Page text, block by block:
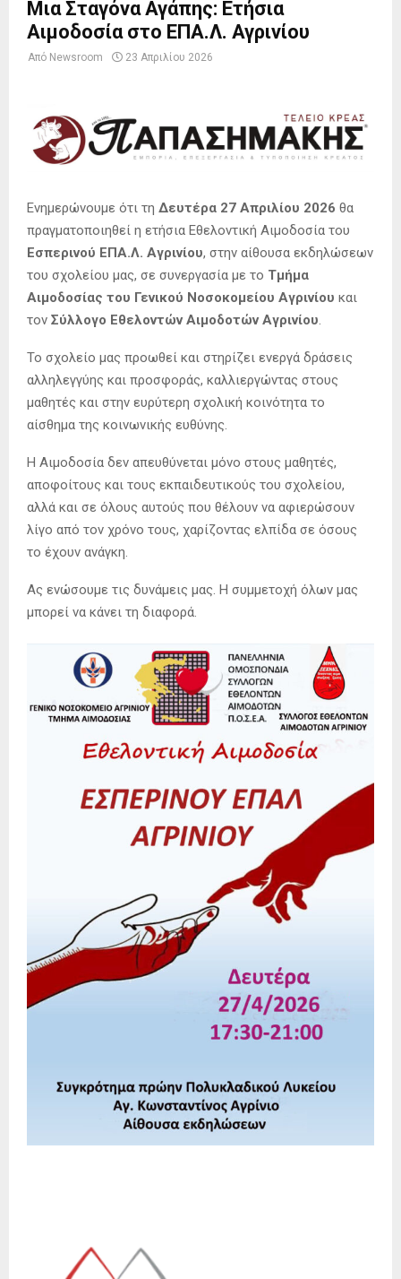
Μια Σταγόνα Αγάπης: Ετήσια
Αιμοδοσία στο ΕΠΑ.Λ. Αγρινίου
Από Newsroom 23 Απριλίου 2026
Ενημερώνουμε ότι τη Δευτέρα 27 Απριλίου 2026 θα
πραγματοποιηθεί η ετήσια Εθελοντική Αιμοδοσία του
Εσπερινού ΕΠΑ.Λ. Αγρινίου, στην αίθουσα εκδηλώσεων
του σχολείου μας, σε συνεργασία με το Τμήμα
Αιμοδοσίας του Γενικού Νοσοκομείου Αγρινίου και
τον Σύλλογο Εθελοντών Αιμοδοτών Αγρινίου.
Το σχολείο μας προωθεί και στηρίζει ενεργά δράσεις
αλληλεγγύης και προσφοράς, καλλιεργώντας στους
μαθητές και στην ευρύτερη σχολική κοινότητα το
αίσθημα της κοινωνικής ευθύνης.
Η Αιμοδοσία δεν απευθύνεται μόνο στους μαθητές,
αποφοίτους και τους εκπαιδευτικούς του σχολείου,
αλλά και σε όλους αυτούς που θέλουν να αφιερώσουν
λίγο από τον χρόνο τους, χαρίζοντας ελπίδα σε όσους
το έχουν ανάγκη.
Ας ενώσουμε τις δυνάμεις μας. Η συμμετοχή όλων μας
μπορεί να κάνει τη διαφορά.